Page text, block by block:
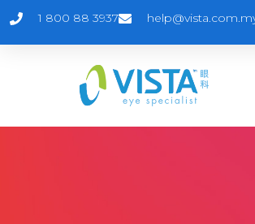
1 800 88 3937